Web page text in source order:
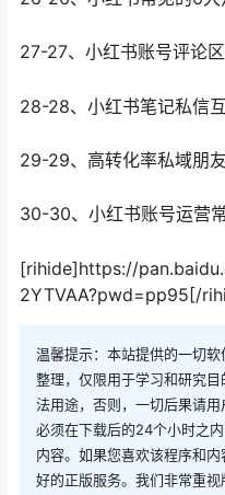
27-27、小红书账号评论
28-28、小红书笔记私信
29-29、高转化率私域朋
30-30、小红书账号运营
[rihide]https://
2YTVAA?pwd=pp95[/
温馨提示：本站提供的一切
整理，仅限用于学习和研究
法用途，否则，一切后果请
必须在下载后的24个小时之
内容。如果您喜欢该程序和
好的正版服务。我们非常重